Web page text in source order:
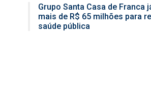
Grupo Santa Casa de Franca
mais de R$ 65 milhões para
saúde pública